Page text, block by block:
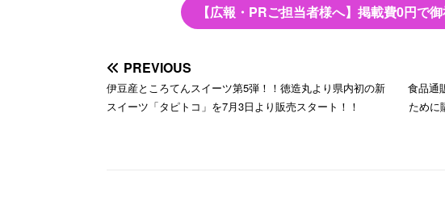
【広報・PRご担当者様へ】掲載費0円で
PREVIOUS
伊豆産ところてんスイーツ第5弾！！徳造丸より県内初の新
スイーツ「タピトコ」を7月3日より販売スタート！！
食品通
ために